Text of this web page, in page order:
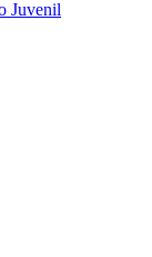
Juvenil